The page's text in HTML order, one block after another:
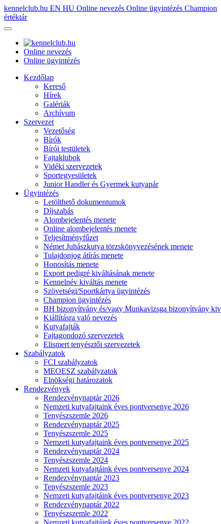
kennelclub.hu EN HU Online nevezés Online ügyintézés Champion
értéktár
Online nevezés
Online ügyintézés
Kezdőlap
Kereső
Hírek
Galériák
Archívum
Szervezet
Vezetőség
Bírók
Bírói testületek
Fajtaklubok
Vidéki szervezetek
Sportegyesületek
Junior Handler és Gyermek kutyapár
Ügyintézés
Letölthető dokumentumok
Díjszabás
Alombejelentés menete
Online alombejelentés menete
Teljesítményfűzet
Német Juhászkutya törzskönyvezésének menete
Tulajdonjog átírás menete
Honosítás menete
Export pedigré kiváltásának menete
Kennelnév kiváltás menete
Szövetségi/Sportkártya ügyintézés
Champion ügyintézés
BH bizonyítvány és/vagy Munkavizsga bizonyítvány
Kiállításra való nevezés
Kutyafajták
Fajtagondozó szervezetek
Elismert tenyésztői szervezetek
Szabályzatok
FCI szabályzatok
MEOESZ szabályzatok
Elnökségi határozatok
Rendezvények
Rendezvénynaptár 2026
Nemzeti kutyafajtaink éves pontversenye 2026
Tenyészszemle 2026
Rendezvénynaptár 2025
Tenyészszemle 2025
Nemzeti kutyafajtaink éves pontversenye 2025
Rendezvénynaptár 2024
Tenyészszemle 2024
Nemzeti kutyafajtáink éves pontversenye 2024
Rendezvénynaptár 2023
Tenyészszemle 2023
Nemzeti kutyafajtáink éves pontversenye 2023
Rendezvénynaptár 2022
Tenyészszemle 2022
Nemzeti kutyafajtáink éves pontversenye 2022